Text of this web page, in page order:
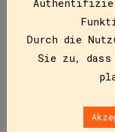
Durch die
Sie zu,